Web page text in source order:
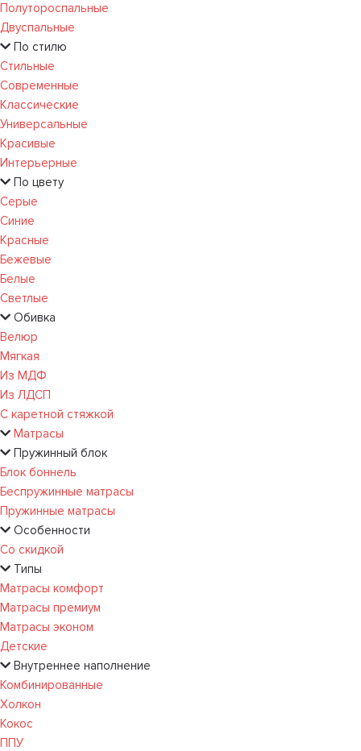
Полутороспальные
Двуспальные
По стилю
Стильные
Современные
Классические
Универсальные
Красивые
Интерьерные
По цвету
Серые
Синие
Красные
Бежевые
Белые
Светлые
Обивка
Велюр
Мягкая
Из МДФ
Из ЛДСП
С каретной стяжкой
Матрасы
Пружинный блок
Блок боннель
Беспружинные матрасы
Пружинные матрасы
Особенности
Со скидкой
Типы
Матрасы комфорт
Матрасы премиум
Матрасы эконом
Детские
Внутреннее наполнение
Комбинированные
Холкон
Кокос
ППУ